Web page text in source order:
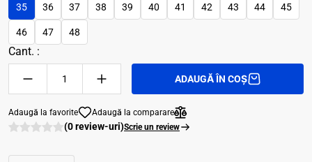
35 36 37 38 39 40 41 42 43 44 45
46 47 48
Cant. :
ADAUGĂ ÎN COȘ
Adaugă la favorite Adaugă la comparare
(0 review-uri)Scrie un review